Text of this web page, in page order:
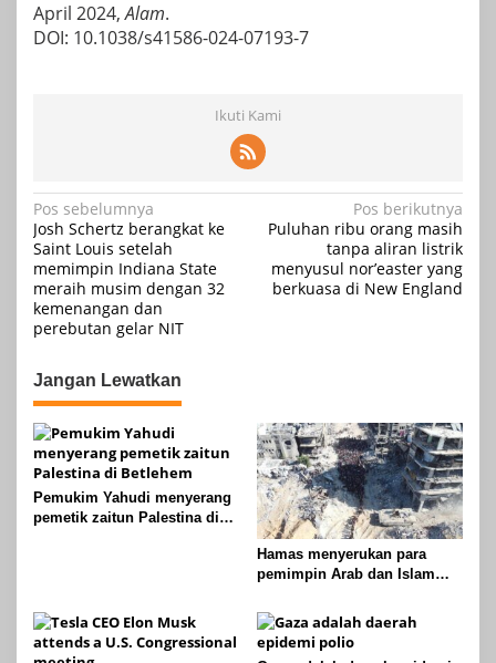
April 2024,Alam.
DOI: 10.1038/s41586-024-07193-7
Ikuti Kami
Navigasi
pos
Pos sebelumnya
Josh Schertz berangkat ke
Saint Louis setelah
memimpin Indiana State
meraih musim dengan 32
kemenangan dan
perebutan gelar NIT
Pos berikutnya
Puluhan ribu orang masih
tanpa aliran listrik
menyusul nor’easter yang
berkuasa di New England
Jangan Lewatkan
Pemukim Yahudi menyerang
pemetik zaitun Palestina di
Hamas menyerukan para
pemimpin Arab dan Islam
untuk menghentikan
genosida di Gaza